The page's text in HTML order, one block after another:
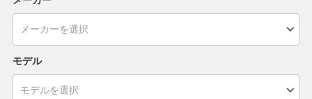
モデル